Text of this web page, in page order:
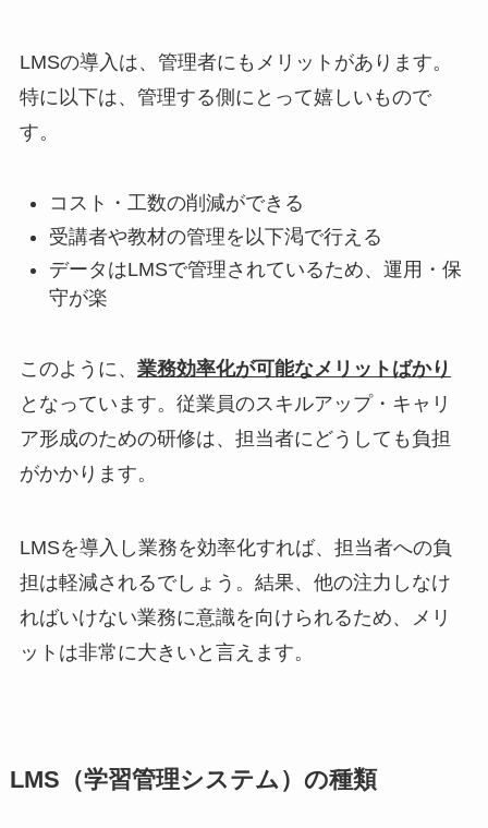
LMSの導入は、管理者にもメリットがあります。
特に以下は、管理する側にとって嬉しいもので
す。
コスト・工数の削減ができる
受講者や教材の管理を以下渇で行える
データはLMSで管理されているため、運用・保
守が楽
このように、 業務効率化が可能なメリットばかり
となっています。従業員のスキルアップ・キャリ
ア形成のための研修は、担当者にどうしても負担
がかかります。
LMSを導入し業務を効率化すれば、担当者への負
担は軽減されるでしょう。結果、他の注力しなけ
ればいけない業務に意識を向けられるため、メリ
ットは非常に大きいと言えます。
LMS（学習管理システム）の種類